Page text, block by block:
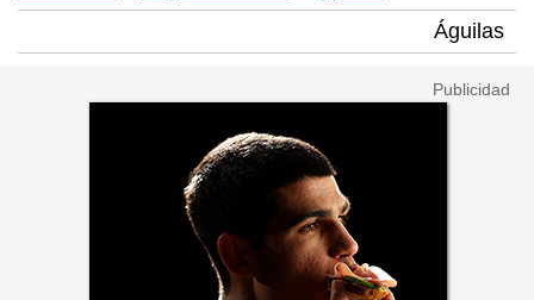
Águilas